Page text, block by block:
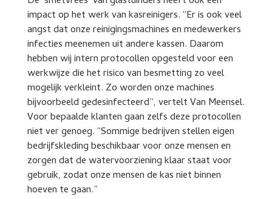
impact op het werk van kasreinigers. “Er is ook veel
angst dat onze reinigingsmachines en medewerkers
infecties meenemen uit andere kassen. Daarom
hebben wij intern protocollen opgesteld voor een
werkwijze die het risico van besmetting zo veel
mogelijk verkleint. Zo worden onze machines
bijvoorbeeld gedesinfecteerd”, vertelt Van Meensel.
Voor bepaalde klanten gaan zelfs deze protocollen
niet ver genoeg. “Sommige bedrijven stellen eigen
bedrijfskleding beschikbaar voor onze mensen en
zorgen dat de watervoorziening klaar staat voor
gebruik, zodat onze mensen de kas niet binnen
hoeven te gaan.”